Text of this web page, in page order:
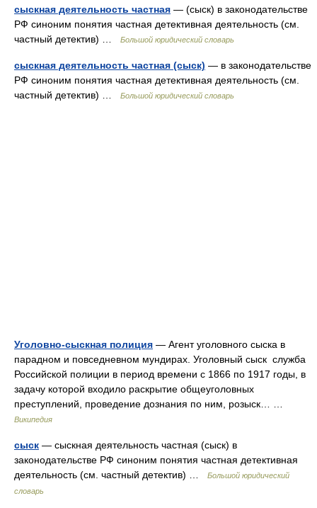
сыскная деятельность частная — (сыск) в законодательстве
РФ синоним понятия частная детективная деятельность (см.
частный детектив) …
Большой юридический словарь
сыскная деятельность частная (сыск) — в законодательстве
РФ синоним понятия частная детективная деятельность (см.
частный детектив) …
Большой юридический словарь
Уголовно-сыскная полиция — Агент уголовного сыска в
парадном и повседневном мундирах. Уголовный сыск служба
Российской полиции в период времени с 1866 по 1917 годы, в
задачу которой входило раскрытие общеуголовных
преступлений, проведение дознания по ним, розыск… …
Википедия
сыск — сыскная деятельность частная (сыск) в
законодательстве РФ синоним понятия частная детективная
деятельность (см. частный детектив) …
Большой юридический
словарь